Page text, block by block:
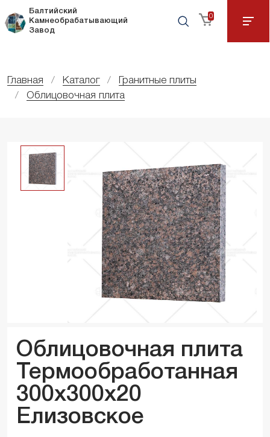
Балтийский
Камнеобрабатывающий
Завод
0
Главная Каталог
Гранитные плиты
Облицовочная плита
Облицовочная плита
Термообработанная
300x300x20
Елизовское